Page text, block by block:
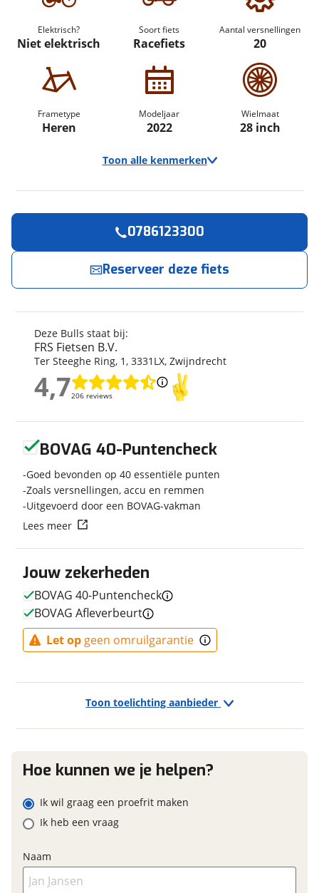
Elektrisch?
Niet elektrisch
Soort fiets
Racefiets
Aantal versnellingen
20
Frametype
Heren
Modeljaar
2022
Wielmaat
28 inch
Toon alle kenmerken
Bulls
Model
Harrier 2 Disc
Frametype
Framehoogte
54 cm
Wielmaat
28 inch
Nieuw of occasion
Nieuw
Techniek
Aantal versnellingen
20
Framemateriaal
Aluminium
Kleur
Fabriekskleur
Black Matt
Model remsysteem voor
Model primair remsysteem
achter
mechanische
E-bike
Niet elektrisch
Financieel
Prijs
€ 1.499,-
BTW/marge
Nieuwprijs
Toon toelichting aanbieder
Deze Bulls staat bij:
FRS Fietsen B.V.
Ter Steeghe Ring, 1, 3331LX, Zwijndrecht
4,7206 reviews
4,7
0786123300
Reserveer deze fiets
nu!
FRS Fietsen B.V. neemt snel contact met je op.
Jouw contactgegevens
Naam
E-mailadres
Telefoonnummer (optioneel)
Vraag mijn reservering aan
goed mogelijk bij de aanbieder te brengen. Lees hier meer
Jouw zekerheden
BOVAG 40-Puntencheck
BOVAG Afleverbeurt
Let op geen omruilgarantie
BOVAG 40-Puntencheck
Goed bevonden op 40 essentiële punten
Zoals versnellingen, accu en remmen
Uitgevoerd door een BOVAG-vakman
Lees meer
Hoe kunnen we je helpen?
Ik wil graag een proefrit maken
Ik heb een vraag
Naam